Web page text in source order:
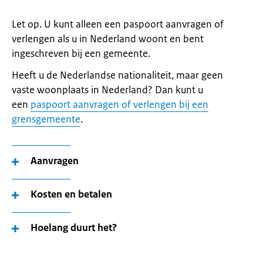
Let op. U kunt alleen een paspoort aanvragen of
verlengen als u in Nederland woont en bent
ingeschreven bij een gemeente.
Heeft u de Nederlandse nationaliteit, maar geen
vaste woonplaats in Nederland? Dan kunt u
een paspoort aanvragen of verlengen bij een
grensgemeente.
Aanvragen
Kosten en betalen
Hoelang duurt het?